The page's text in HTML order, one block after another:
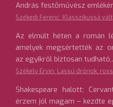
András festőművész
Székedi Ferenc: Klasszikussá vált
Az elmúlt héten a román
amelyek megsértették az
az egyikről biztosan
Székely Ervin: Lassú drónok,
Shakespeare halott;
érzem jól magam – kezdte